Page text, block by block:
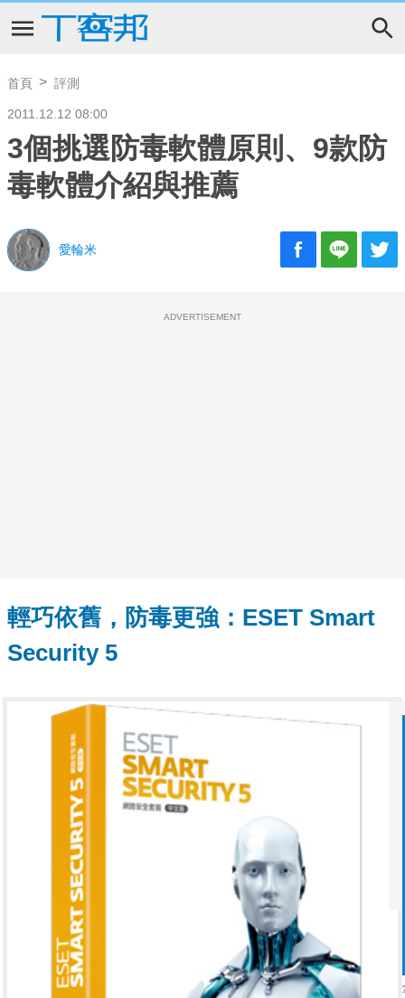
首頁 評測
2011.12.12 08:00
3個挑選防毒軟體原則、9款防
毒軟體介紹與推薦
愛輪米
ADVERTISEMENT
輕巧依舊，防毒更強：ESET Smart
Security 5